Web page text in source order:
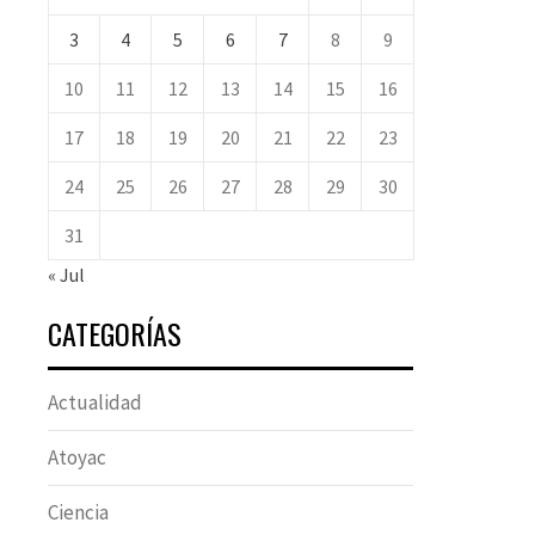
3 4 5 6 7 8 9
10 11 12 13 14 15 16
17 18 19 20 21 22 23
24 25 26 27 28 29 30
31
« Jul
CATEGORÍAS
Actualidad
Atoyac
Ciencia